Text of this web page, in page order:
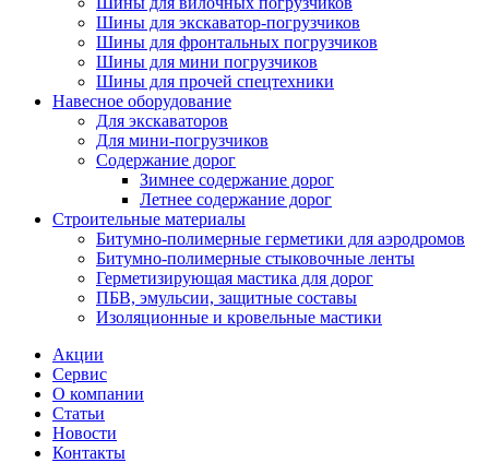
Шины для экскаватор-погрузчиков
Шины для фронтальных погрузчиков
Шины для мини погрузчиков
Шины для прочей спецтехники
Навесное оборудование
Для экскаваторов
Для мини-погрузчиков
Содержание дорог
Зимнее содержание дорог
Летнее содержание дорог
Строительные материалы
Битумно-полимерные герметики для аэродромов
Битумно-полимерные стыковочные ленты
Герметизирующая мастика для дорог
ПБВ, эмульсии, защитные составы
Изоляционные и кровельные мастики
Акции
Сервис
О компании
Статьи
Новости
Контакты